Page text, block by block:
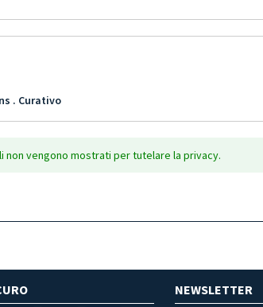
. Curativo
vengono mostrati per tutelare la privacy.
NEWSLETTER